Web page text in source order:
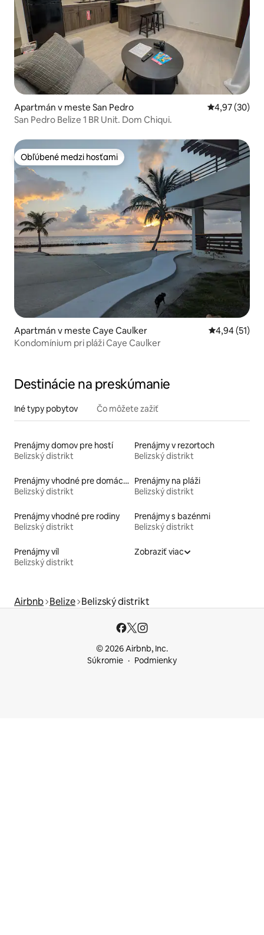
Apartmán v meste San Pedro Priemerné
4,97 (30)
San Pedro Belize 1 BR Unit. Dom Chiqui.
Obľúbené medzi hosťami
Obľúbené medzi hosťami
Apartmán v meste Caye Caulker Priemerné
4,94 (51)
Kondomínium pri pláži Caye Caulker
Destinácie na preskúmanie
Iné typy pobytov Čo môžete zažiť
Prenájmy domov pre hostí
Belizský distrikt
Prenájmy v rezortoch
Belizský distrikt
Prenájmy vhodné pre domáce zvieratá
Belizský distrikt
Prenájmy na pláži
Belizský distrikt
Prenájmy vhodné pre rodiny
Belizský distrikt
Prenájmy s bazénmi
Belizský distrikt
Prenájmy víl
Belizský distrikt
Zobraziť viac
Airbnb Belize Belizský distrikt
© 2026 Airbnb, Inc.
Súkromie
Podmienky